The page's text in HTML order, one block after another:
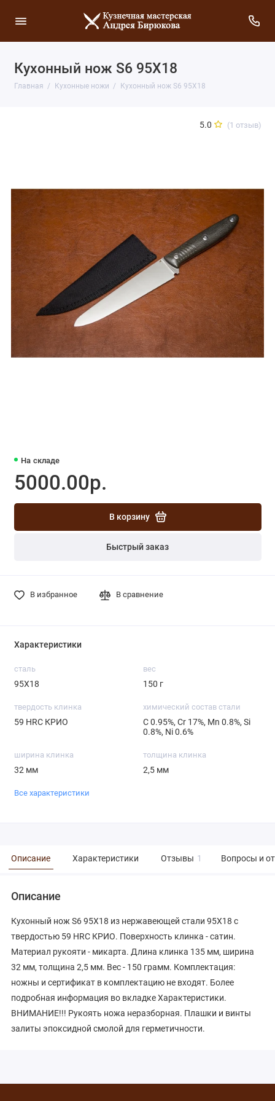
Кухонный нож S6 95X18
Главная Кухонные ножи Кухонный нож S6 95X18
5.0 (1 отзыв)
На складе
5000.00р.
В корзину
Быстрый заказ
В избранное В сравнение
Характеристики
сталь
95X18
вес
150 г
твердость клинка
59 HRC КРИО
химический состав стали
С 0.95%, Cr 17%, Mn 0.8%, Si
0.8%, Ni 0.6%
ширина клинка
32 мм
толщина клинка
2,5 мм
Все характеристики
Описание Характеристики Отзывы 1 Вопросы и
Описание
Кухонный нож S6 95X18 из нержавеющей стали 95X18 с
твердостью 59 HRC КРИО. Поверхность клинка - сатин.
Материал рукояти - микарта. Длина клинка 135 мм, ширина
32 мм, толщина 2,5 мм. Вес - 150 грамм. Комплектация:
ножны и сертификат в комплектацию не входят. Более
подробная информация во вкладке Характеристики.
ВНИМАНИЕ!!! Рукоять ножа неразборная. Плашки и винты
залиты эпоксидной смолой для герметичности.